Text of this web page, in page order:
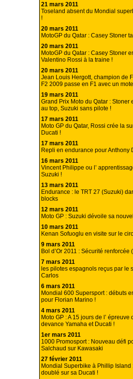
21 mars 2011
Toseland absent du Mondial
!
20 mars 2011
MotoGP du Qatar : Casey Stoner
20 mars 2011
MotoGP du Qatar : Casey Stoner
Valentino Rossi à la traine !
20 mars 2011
Jean Louis Hergott, champion de
F2 2009 passe en F1 avec un
19 mars 2011
Grand Prix Moto du Qatar : Stoner
au top, Suzuki sans pilote !
17 mars 2011
Moto GP du Qatar, Rossi crée la
Ducati !
17 mars 2011
Repli en endurance pour Anthony
16 mars 2011
Vincent Philippe ou l’
Suzuki !
13 mars 2011
Endurance : le TRT 27 (Suzuki)
blocks
12 mars 2011
Moto GP : Suzuki dévoile sa
10 mars 2011
Kenan Sofuoglu en visite sur le
9 mars 2011
Bol d’Or 2011 : Sécurité renforcée
7 mars 2011
les pilotes espagnols reçus par le
Carlos
6 mars 2011
Mondial 600 Supersport : débuts
pour Florian Marino !
4 mars 2011
Moto GP : A 15 jours de l’ épreuve
devance Yamaha et Ducati !
1er mars 2011
1000 Promosport : Nouveau défi
Salchaud sur Kawasaki
27 février 2011
Mondial Superbike à Phillip Island
doublé sur sa Ducati !